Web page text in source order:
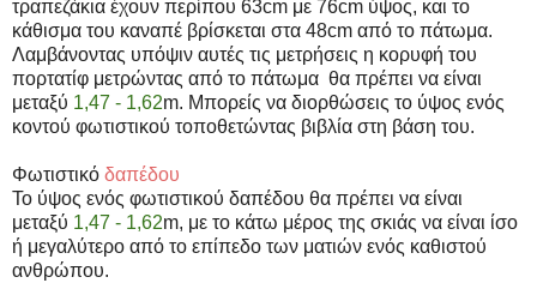
τραπεζάκια έχουν περίπου 63cm με 76cm ύψος, και το
κάθισμα του καναπέ βρίσκεται στα 48cm από το πάτωμα.
Λαμβάνοντας υπόψιν αυτές τις μετρήσεις η κορυφή του
πορτατίφ μετρώντας από το πάτωμα θα πρέπει να είναι
μεταξύ 1,47 - 1,62m. Μπορείς να διορθώσεις το ύψος ενός
κοντού φωτιστικού τοποθετώντας βιβλία στη βάση του.
Φωτιστικό δαπέδου
Το ύψος ενός φωτιστικού δαπέδου θα πρέπει να είναι
μεταξύ 1,47 - 1,62m, με το κάτω μέρος της σκιάς να είναι ίσο
ή μεγαλύτερο από το επίπεδο των ματιών ενός καθιστού
ανθρώπου.